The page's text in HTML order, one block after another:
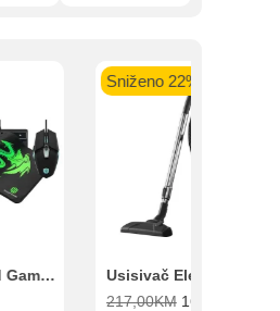
Gaming set Good Game Tastatura, Miš, Slušalice i podloga za miš
Sniženo 22%
217,00KM 169,00